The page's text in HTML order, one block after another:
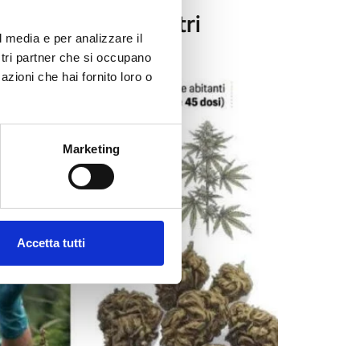
e per analizzare il
partner che si occupano
che hai fornito loro o
Marketing
Accetta tutti
lasciare ai nostri